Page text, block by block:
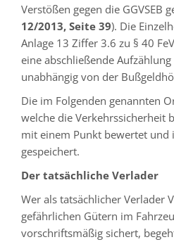
Verstößen gegen die GGVSEB
12/2013, Seite 39). Die
Anlage 13 Ziffer 3.6 zu § 40
eine abschließende
unabhängig von der
Die im Folgenden genannten
welche die Verkehrssicherheit
mit einem Punkt bewertet und
gespeichert.
Der tatsächliche Verlader
Wer als tatsächlicher Verlader
gefährlichen Gütern im
vorschriftsmäßig sichert,